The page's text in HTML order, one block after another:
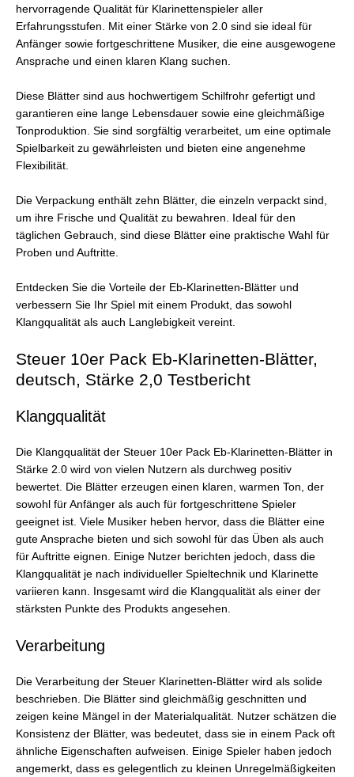
hervorragende Qualität für Klarinettenspieler aller
Erfahrungsstufen. Mit einer Stärke von 2.0 sind sie ideal für
Anfänger sowie fortgeschrittene Musiker, die eine ausgewogene
Ansprache und einen klaren Klang suchen.
Diese Blätter sind aus hochwertigem Schilfrohr gefertigt und
garantieren eine lange Lebensdauer sowie eine gleichmäßige
Tonproduktion. Sie sind sorgfältig verarbeitet, um eine optimale
Spielbarkeit zu gewährleisten und bieten eine angenehme
Flexibilität.
Die Verpackung enthält zehn Blätter, die einzeln verpackt sind,
um ihre Frische und Qualität zu bewahren. Ideal für den
täglichen Gebrauch, sind diese Blätter eine praktische Wahl für
Proben und Auftritte.
Entdecken Sie die Vorteile der Eb-Klarinetten-Blätter und
verbessern Sie Ihr Spiel mit einem Produkt, das sowohl
Klangqualität als auch Langlebigkeit vereint.
Steuer 10er Pack Eb-Klarinetten-Blätter,
deutsch, Stärke 2,0 Testbericht
Klangqualität
Die Klangqualität der Steuer 10er Pack Eb-Klarinetten-Blätter in
Stärke 2.0 wird von vielen Nutzern als durchweg positiv
bewertet. Die Blätter erzeugen einen klaren, warmen Ton, der
sowohl für Anfänger als auch für fortgeschrittene Spieler
geeignet ist. Viele Musiker heben hervor, dass die Blätter eine
gute Ansprache bieten und sich sowohl für das Üben als auch
für Auftritte eignen. Einige Nutzer berichten jedoch, dass die
Klangqualität je nach individueller Spieltechnik und Klarinette
variieren kann. Insgesamt wird die Klangqualität als einer der
stärksten Punkte des Produkts angesehen.
Verarbeitung
Die Verarbeitung der Steuer Klarinetten-Blätter wird als solide
beschrieben. Die Blätter sind gleichmäßig geschnitten und
zeigen keine Mängel in der Materialqualität. Nutzer schätzen die
Konsistenz der Blätter, was bedeutet, dass sie in einem Pack oft
ähnliche Eigenschaften aufweisen. Einige Spieler haben jedoch
angemerkt, dass es gelegentlich zu kleinen Unregelmäßigkeiten